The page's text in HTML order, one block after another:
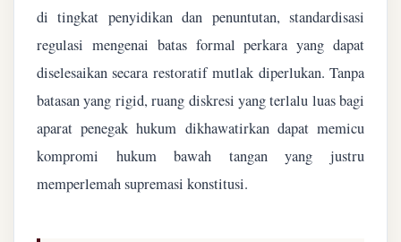
di tingkat penyidikan dan penuntutan, standardisasi
regulasi mengenai batas formal perkara yang dapat
diselesaikan secara restoratif mutlak diperlukan. Tanpa
batasan yang rigid, ruang diskresi yang terlalu luas bagi
aparat penegak hukum dikhawatirkan dapat memicu
kompromi hukum bawah tangan yang justru
memperlemah supremasi konstitusi.